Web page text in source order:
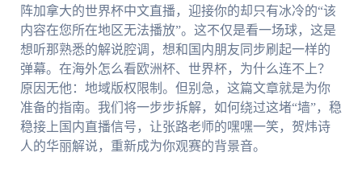
阵加拿大的世界杯中文直播，迎接你的却只有冰冷的“该
内容在您所在地区无法播放”。这不仅是看一场球，这是
想听那熟悉的解说腔调，想和国内朋友同步刷起一样的
弹幕。在海外怎么看欧洲杯、世界杯，为什么连不上？
原因无他：地域版权限制。但别急，这篇文章就是为你
准备的指南。我们将一步步拆解，如何绕过这堵“墙”，稳
稳接上国内直播信号，让张路老师的嘿嘿一笑，贺炜诗
人的华丽解说，重新成为你观赛的背景音。